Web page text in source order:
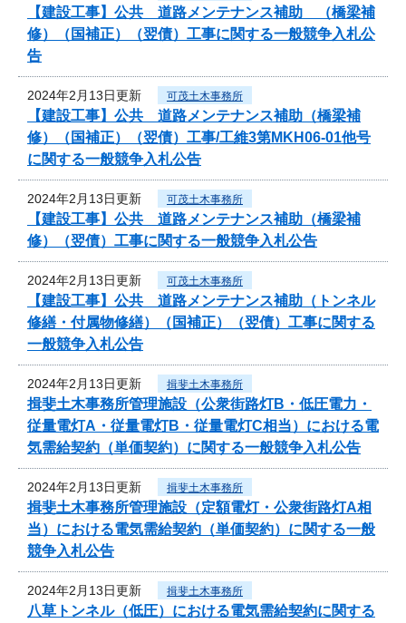
【建設工事】公共 道路メンテナンス補助 （橋梁補
修）（国補正）（翌債）工事に関する一般競争入札公
告
2024年2月13日更新 可茂土木事務所
【建設工事】公共 道路メンテナンス補助（橋梁補
修）（国補正）（翌債）工事/工維3第MKH06-01他号
に関する一般競争入札公告
2024年2月13日更新 可茂土木事務所
【建設工事】公共 道路メンテナンス補助（橋梁補
修）（翌債）工事に関する一般競争入札公告
2024年2月13日更新 可茂土木事務所
【建設工事】公共 道路メンテナンス補助（トンネル
修繕・付属物修繕）（国補正）（翌債）工事に関する
一般競争入札公告
2024年2月13日更新 揖斐土木事務所
揖斐土木事務所管理施設（公衆街路灯B・低圧電力・
従量電灯A・従量電灯B・従量電灯C相当）における電
気需給契約（単価契約）に関する一般競争入札公告
2024年2月13日更新 揖斐土木事務所
揖斐土木事務所管理施設（定額電灯・公衆街路灯A相
当）における電気需給契約（単価契約）に関する一般
競争入札公告
2024年2月13日更新 揖斐土木事務所
八草トンネル（低圧）における電気需給契約に関する